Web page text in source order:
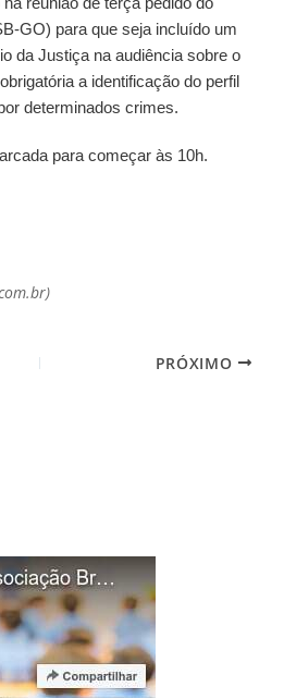
GO) para que seja incluído um
da Justiça na audiência sobre o
a identificação do perfil
determinados crimes.
para começar às 10h.
PRÓXIMO